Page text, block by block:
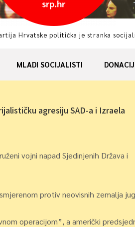
Hrvatske politička je stranka
MLADI SOCIJALISTI
agresiju SAD-a i Izraela
vojni napad Sjedinjenih Država i
protiv neovisnih zemalja
operacijom”, a američki